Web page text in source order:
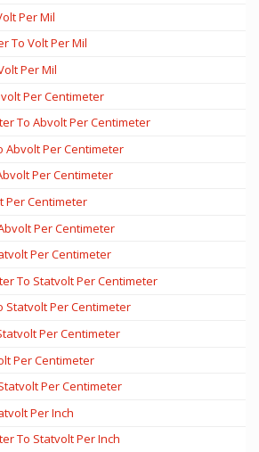
Per Mil
To Volt Per Mil
Per Mil
Per Centimeter
To Abvolt Per Centimeter
Abvolt Per Centimeter
Per Centimeter
Per Centimeter
Per Centimeter
Per Centimeter
To Statvolt Per Centimeter
Statvolt Per Centimeter
Per Centimeter
Per Centimeter
Per Centimeter
Per Inch
To Statvolt Per Inch